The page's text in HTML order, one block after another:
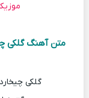
متن آهنگ گلکی
گلکی